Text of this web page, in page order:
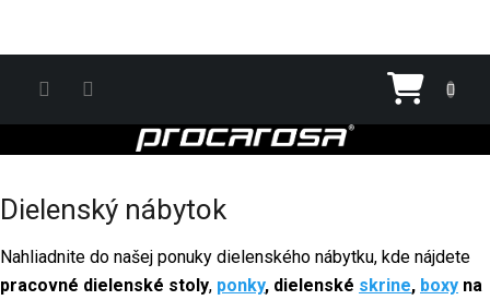
Dielenský nábytok
Nahliadnite do našej ponuky dielenského nábytku, kde nájdete
pracovné dielenské stoly, ponky, dielenské skrine, boxy na